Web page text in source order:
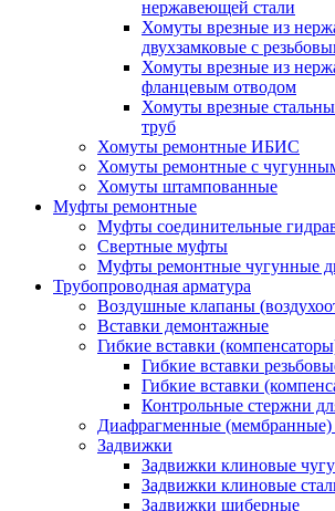
нержавеющей стали
Хомуты врезные из
двухзамковые с
Хомуты врезные из
фланцевым отводом
Хомуты врезные
труб
Хомуты ремонтные ИБИС
Хомуты ремонтные с
Хомуты штампованные
Муфты ремонтные
Муфты соединительные
Свертные муфты
Муфты ремонтные чугунные
Трубопроводная арматура
Воздушные клапаны
Вставки демонтажные
Гибкие вставки
Гибкие вставки
Гибкие вставки
Контрольные стержни
Диафрагменные (мембранные)
Задвижки
Задвижки клиновые
Задвижки клиновые
Задвижки шиберные